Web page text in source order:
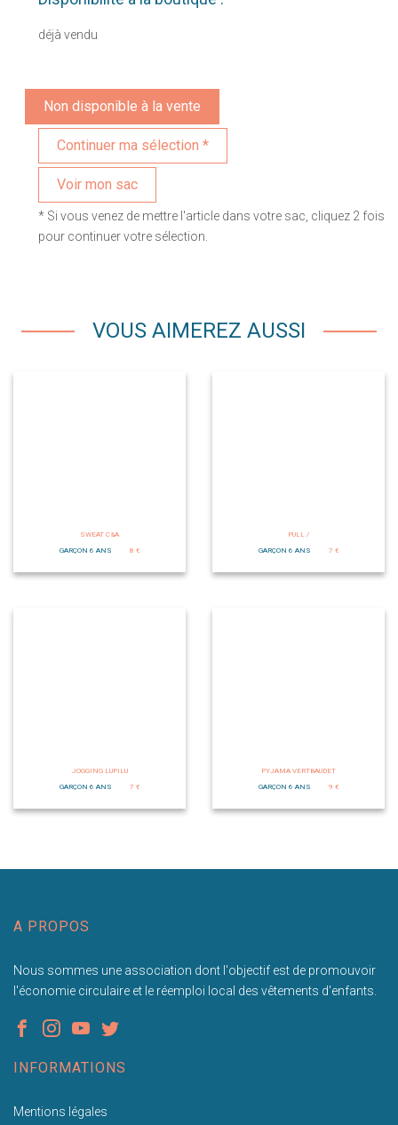
déjà vendu
Non disponible à la vente
Voir mon sac
* Si vous venez de mettre l'article dans votre sac, cliquez 2 fois
pour continuer votre sélection.
VOUS AIMEREZ AUSSI
SWEAT C&A
GARÇON 6 ANS
8 €
PULL /
GARÇON 6 ANS
7 €
JOGGING LUPILU
GARÇON 6 ANS
7 €
PYJAMA VERTBAUDET
GARÇON 6 ANS
9 €
A PROPOS
Nous sommes une association dont l'objectif est de promouvoir
l'économie circulaire et le réemploi local des vêtements d'enfants.
INFORMATIONS
Mentions légales